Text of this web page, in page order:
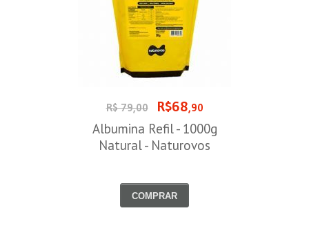
R$ 79,00 R$68,90
Albumina Refil - 1000g
Natural - Naturovos
COMPRAR